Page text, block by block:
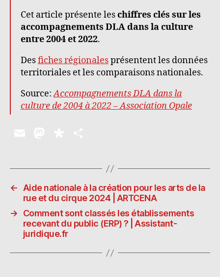
Cet article présente leschiffres clés sur les
accompagnements DLA dans la culture
entre 2004 et 2022.
Desfiches régionalesprésentent les données
territoriales et les comparaisons nationales.
Source:Accompagnements DLA dans la
culture de 2004 à 2022 – Association Opale
ai
l
to
d
o
n
s
p
o
ra
rt
a
g
er
← Aide nationale à la création pour les arts de la
rue et du cirque 2024 | ARTCENA
→
Comment sont classés les établissements
recevant du public (ERP) ? | Assistant-
juridique.fr